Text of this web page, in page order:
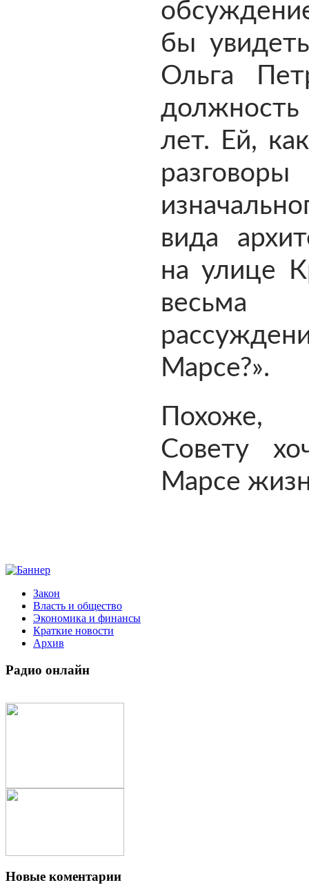
бы
Ольга
лет. Ей,
вида
на улице
весьма
Марсе?».
Похоже,
Совету
Марсе
Закон
Власть и общество
Экономика и финансы
Краткие новости
Архив
Радио онлайн
Новые коментарии